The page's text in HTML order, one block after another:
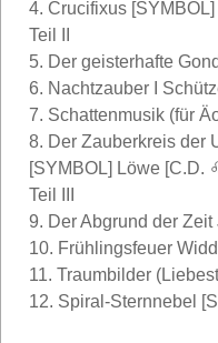
4. Crucifixus [SYMBOL]
Teil II
5. Der geisterhafte
6. Nachtzauber I
7. Schattenmusik (für
8. Der Zauberkreis der
[SYMBOL] Löwe [C.D.
Teil III
9. Der Abgrund der Zeit
10. Frühlingsfeuer
11. Traumbilder
12. Spiral-Sternnebel